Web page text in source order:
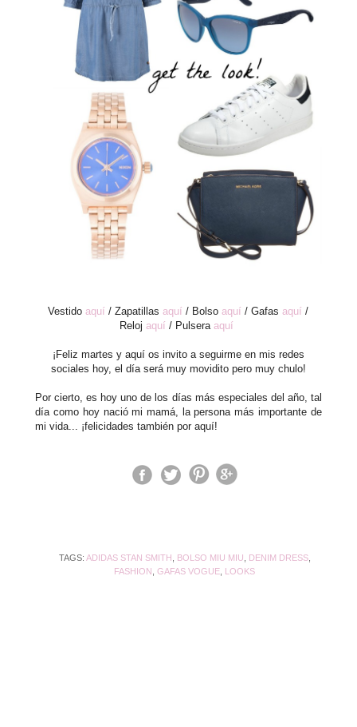
Vestidoaquí/ Zapatillasaquí / Bolsoaquí/ Gafasaquí /
Relojaquí/ Pulseraaquí
¡Feliz martes y aquí os invito a seguirme en mis redes
sociales hoy, el día será muy movidito pero muy chulo!
Por cierto, es hoy uno de los días más especiales del año, tal
día como hoy nació mi mamá, la persona más importante de
mi vida... ¡felicidades también por aquí!
TAGS: ADIDAS STAN SMITH BOLSO MIU MIU DENIM DRESS,
FASHION ,GAFAS VOGUE LOOKS